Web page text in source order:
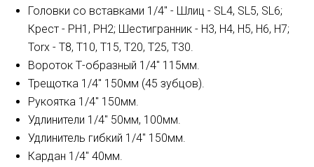
Головки со вставками 1/4" - Шлиц - SL4, SL5, SL6;
Крест - PH1, PH2; Шестигранник - H3, H4, H5, H6, H7;
Torx - T8, T10, T15, T20, T25, T30.
Вороток Т-образный 1/4" 115мм.
Трещотка 1/4" 150мм (45 зубцов).
Рукоятка 1/4" 150мм.
Удлинители 1/4" 50мм, 100мм.
Удлинитель гибкий 1/4" 150мм.
Кардан 1/4" 40мм.